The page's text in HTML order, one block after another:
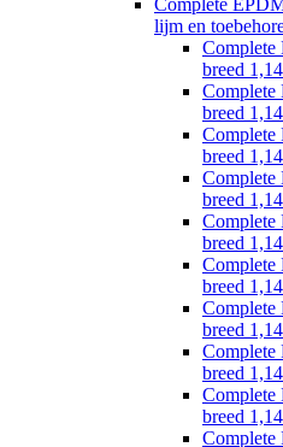
Complete
lijm en
Complete
breed
Complete
breed
Complete
breed
Complete
breed
Complete
breed
Complete
breed
Complete
breed
Complete
breed
Complete
breed
Complete